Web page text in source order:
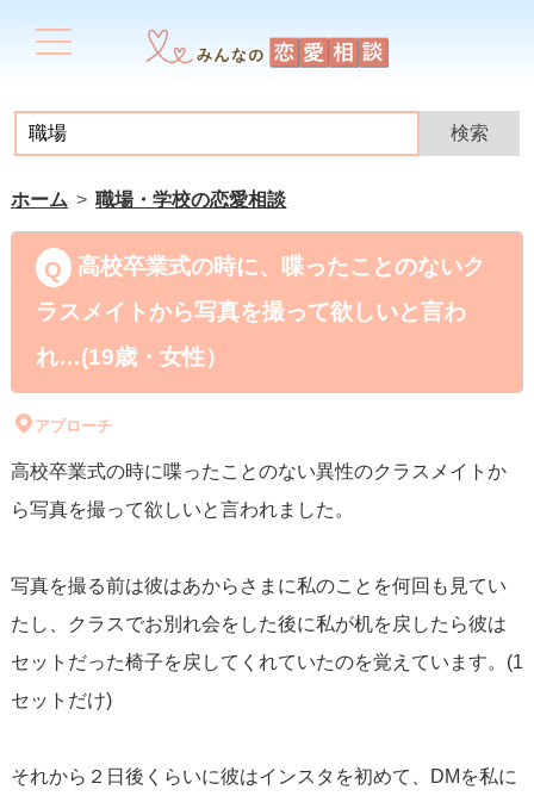
ホーム 職場・学校の恋愛相談
高校卒業式の時に、喋ったことのないク
ラスメイトから写真を撮って欲しいと言わ
れ…(19歳・女性）
アプローチ
高校卒業式の時に喋ったことのない異性のクラスメイトか
ら写真を撮って欲しいと言われました。
写真を撮る前は彼はあからさまに私のことを何回も見てい
たし、クラスでお別れ会をした後に私が机を戻したら彼は
セットだった椅子を戻してくれていたのを覚えています。(1
セットだけ)
それから２日後くらいに彼はインスタを初めて、DMを私に